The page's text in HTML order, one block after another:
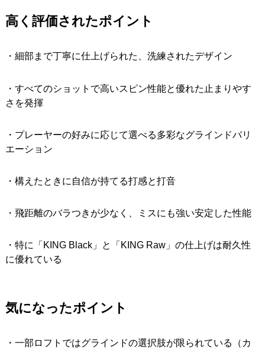
高く評価されたポイント
・細部まで丁寧に仕上げられた、洗練されたデザイン
・すべてのショットで高いスピン性能と優れた止まりやす
さを発揮
・プレーヤーの好みに応じて選べる多彩なグラインドバリ
エーション
・構えたときに自信が持てる打感と打音
・飛距離のバラつきが少なく、ミスにも強い安定した性能
・特に「KING Black」と「KING Raw」の仕上げは耐久性
に優れている
気になったポイント
・一部ロフトではグラインドの選択肢が限られている（カ